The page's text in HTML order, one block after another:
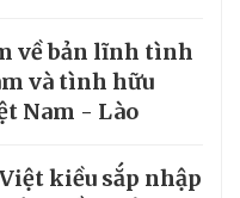
về bản lĩnh tình
và tình hữu
Nam - Lào
kiều sắp nhập